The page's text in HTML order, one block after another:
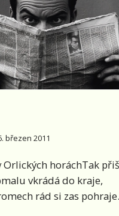
březen 2011
Tak
vkrádá do kraje,
rád si zas pohraje.